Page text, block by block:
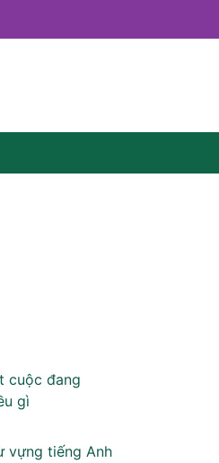
cuộc đang
gì
vựng tiếng Anh